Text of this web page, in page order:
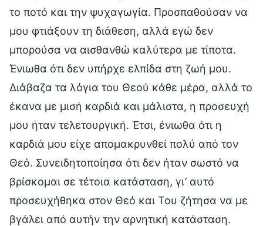
το ποτό και την ψυχαγωγία. Προσπαθούσαν να
μου φτιάξουν τη διάθεση, αλλά εγώ δεν
μπορούσα να αισθανθώ καλύτερα με τίποτα.
Ένιωθα ότι δεν υπήρχε ελπίδα στη ζωή μου.
Διάβαζα τα λόγια του Θεού κάθε μέρα, αλλά το
έκανα με μισή καρδιά και μάλιστα, η προσευχή
μου ήταν τελετουργική. Έτσι, ένιωθα ότι η
καρδιά μου είχε απομακρυνθεί πολύ από τον
Θεό. Συνειδητοποίησα ότι δεν ήταν σωστό να
βρίσκομαι σε τέτοια κατάσταση, γι’ αυτό
προσευχήθηκα στον Θεό και Του ζήτησα να με
βγάλει από αυτήν την αρνητική κατάσταση.